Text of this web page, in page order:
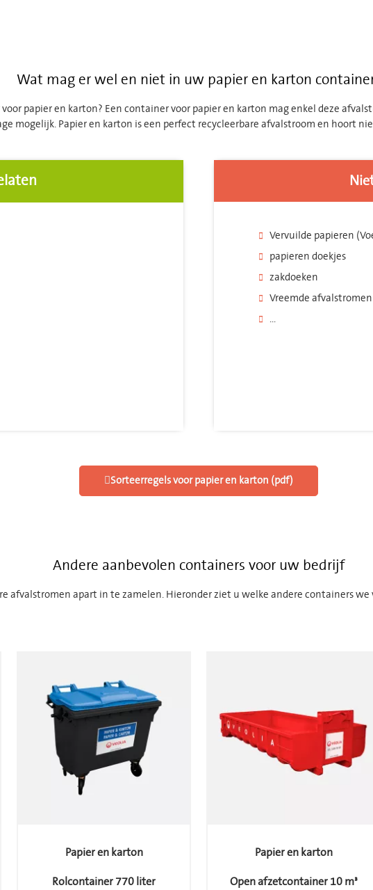
Wat mag er wel en niet in uw papier en karton
papier en karton? Een container voor papier en karton mag enkel deze
mogelijk. Papier en karton is een perfect recycleerbare afvalstroom en hoort
Vervuilde papieren
papieren doekjes
zakdoeken
Vreemde
...
Sorteerregels voor papier en karton (pdf)
Andere aanbevolen containers voor uw bedrijf​
afvalstromen apart in te zamelen. Hieronder ziet u welke andere containers
Papier en karton
Open afzetcontainer 10 m³
Karton
Open afzetcontainer 10 m³